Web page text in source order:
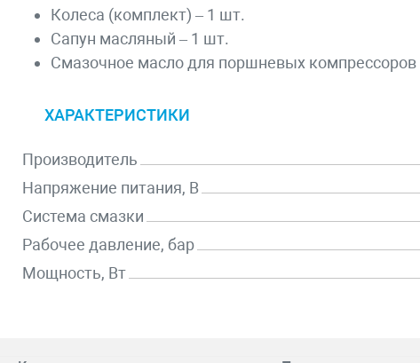
Колеса (комплект) – 1 шт.
Сапун масляный – 1 шт.
Смазочное масло для поршневых
ХАРАКТЕРИСТИКИ
Производитель
Напряжение питания, В
Система смазки
Рабочее давление, бар
Мощность, Вт